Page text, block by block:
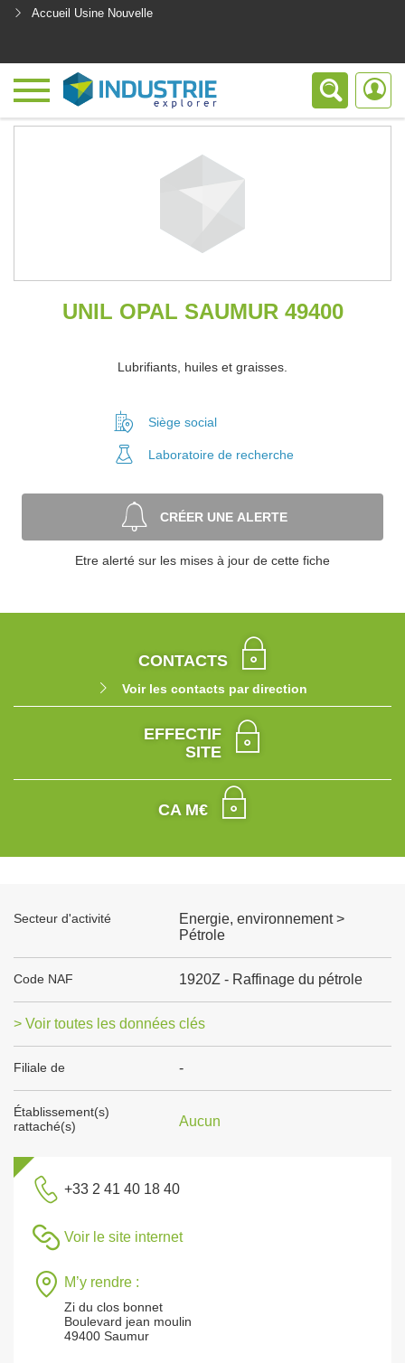
Accueil Usine Nouvelle
UNIL OPAL SAUMUR 49400
Lubrifiants, huiles et graisses.
Siège social
Laboratoire de recherche
CRÉER UNE ALERTE
Etre alerté sur les mises à jour de cette fiche
CONTACTS
Voir les contacts par direction
EFFECTIF
SITE
CA M€
Secteur d'activité
Energie, environnement >
Pétrole
Code NAF 1920Z - Raffinage du pétrole
> Voir toutes les données clés
Filiale de -
Établissement(s)
rattaché(s)
Aucun
+33 2 41 40 18 40
Voir le site internet
M’y rendre :
Zi du clos bonnet
Boulevard jean moulin
49400 Saumur